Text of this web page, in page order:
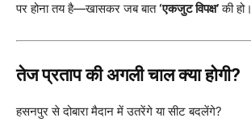
पर होना तय है—खासकर जब बात‘एकजुट विपक्ष’की हो।
तेज प्रताप की अगली चाल क्या होगी?
हसनपुर से दोबारा मैदान में उतरेंगे या सीट बदलेंगे?